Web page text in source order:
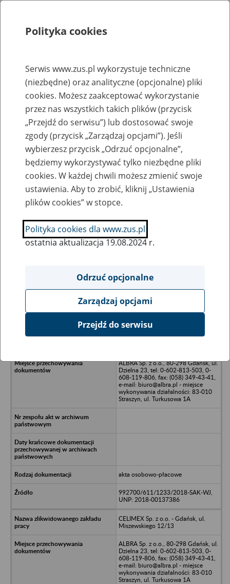
Rejestry, ewidencje i archiwa
Baza zlikwidowanych lub
przekształconych zakładów pracy
Nazwa zakładu pracy:
SZUKAJ
Ukryj wszystkie pozycje bazy
CREST Sp. z o.o. - Gdańsk, ul.
ALBRA Sp. z o.o., 80-298 Gdańsk, ul.
Dzielna 23, tel: 0-602-813-503, 0-
608-119-806, fax: (058) 349-43-41,
e-mail: biuro@albra.pl - miejsce
wykonywania działalności: 83-010
Straszyn, ul. Turkusowa 1A
akta osobowo-płacowe
992700/611/1233/2018-SAK-WJ,
UNP: 2018-00137386
CELIMEX Sp. z o.o. - Gdańsk, ul.
Miszewskiego 12/13
ALBRA Sp. z o.o., 80-298 Gdańsk, ul.
Dzielna 23, tel: 0-602-813-503, 0-
608-119-806, fax: (058) 349-43-41,
e-mail: biuro@albra.pl - miejsce
wykonywania działalności: 83-010
Straszyn, ul. Turkusowa 1A
Polityka cookies
Serwis www.zus.pl wykorzystuje techniczne
(niezbędne) oraz analityczne (opcjonalne) pliki
cookies. Możesz zaakceptować wykorzystanie
przez nas wszystkich takich plików (przycisk
„Przejdź do serwisu”) lub dostosować swoje
zgody (przycisk „Zarządzaj opcjami”). Jeśli
wybierzesz przycisk „Odrzuć opcjonalne”,
będziemy wykorzystywać tylko niezbędne pliki
cookies. W każdej chwili możesz zmienić swoje
ustawienia. Aby to zrobić, kliknij „Ustawienia
plików cookies” w stopce.
Polityka cookies dla www.zus.pl
ostatnia aktualizacja 19.08.2024 r.
Odrzuć opcjonalne
Zarządzaj opcjami
Przejdź do serwisu